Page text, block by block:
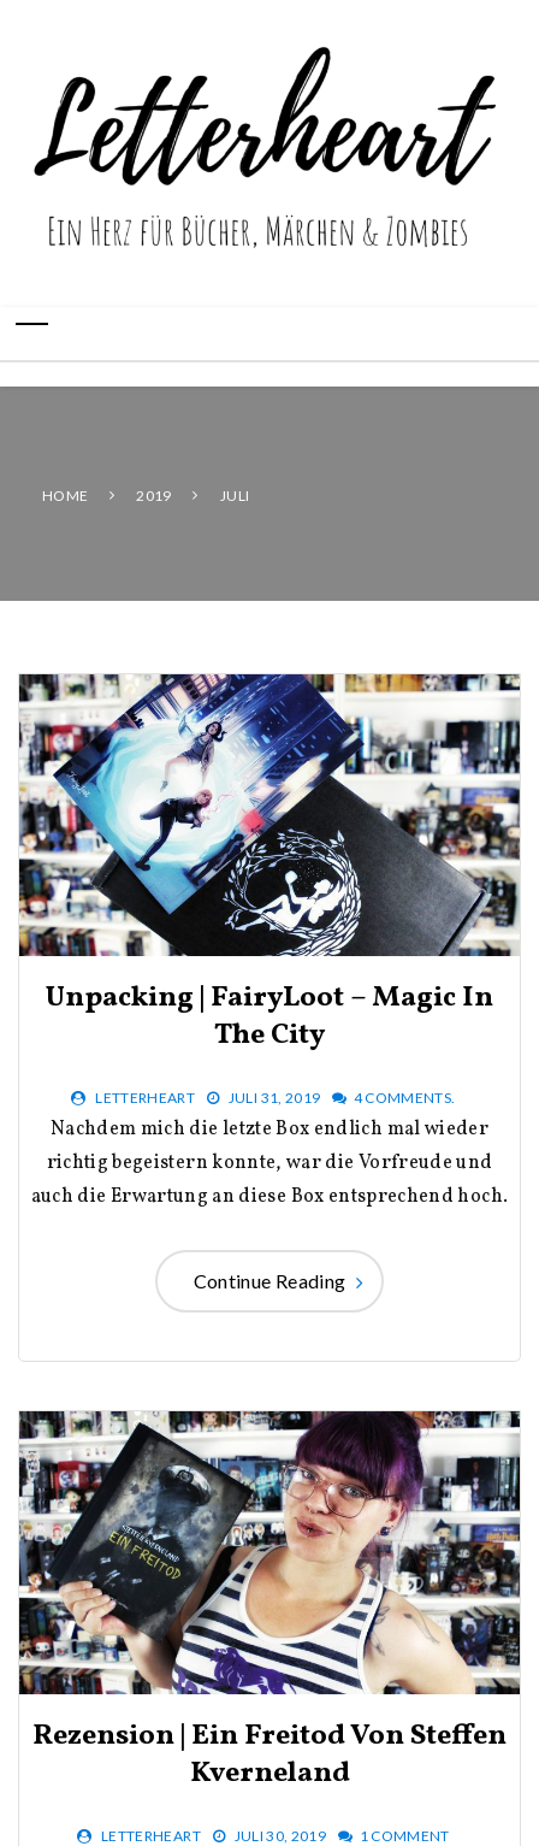
HOME 2019 JULI
Unpacking | FairyLoot – Magic In
The City
LETTERHEART JULI 31, 2019 4 COMMENTS.
Nachdem mich die letzte Box endlich mal wieder
richtig begeistern konnte, war die Vorfreude und
auch die Erwartung an diese Box entsprechend hoch.
Continue Reading
Rezension | Ein Freitod Von Steffen
Kverneland
LETTERHEART JULI 30, 2019 1 COMMENT